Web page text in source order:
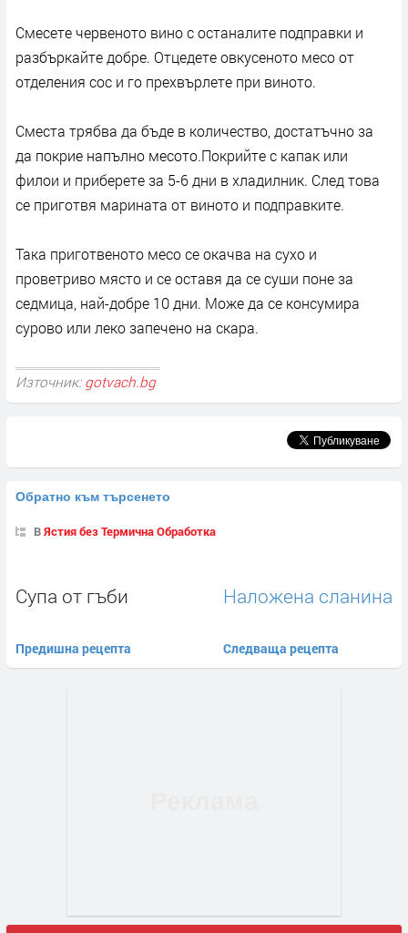
Смесете червеното вино с останалите подправки и
разбъркайте добре. Отцедете овкусеното месо от
отделения сос и го прехвърлете при виното.
Сместа трябва да бъде в количество, достатъчно за
да покрие напълно месото.Покрийте с капак или
филои и приберете за 5-6 дни в хладилник. След това
се приготвя марината от виното и подправките.
Така приготвеното месо се окачва на сухо и
проветриво място и се оставя да се суши поне за
седмица, най-добре 10 дни. Може да се консумира
сурово или леко запечено на скара.
Източник: gotvach.bg
Обратно към търсенето
ВЯстия без Термична Обработка
Супа от гъби
Предишна рецепта
Наложена сланина
Следваща рецепта